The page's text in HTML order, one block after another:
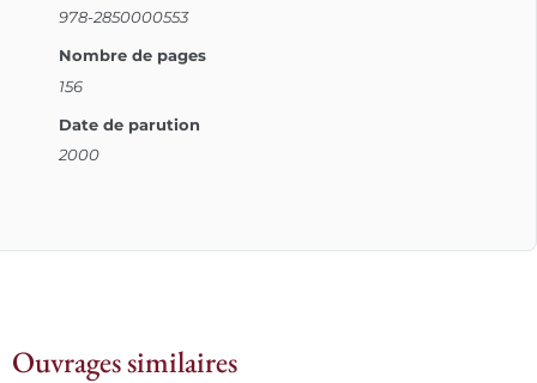
978-2850000553
Nombre de pages
156
Date de parution
2000
Ouvrages similaires